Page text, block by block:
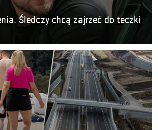
Śledczy chcą zajrzeć do teczki